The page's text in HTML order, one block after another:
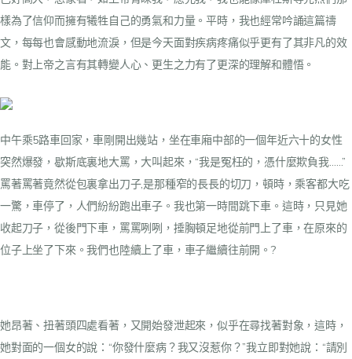
樣為了信仰而擁有犧牲自己的勇氣和力量。平時，我也經常吟誦這篇禱
文，每每也會感動地流淚，但是今天面對疾病疼痛似乎更有了其非凡的效
能。對上帝之言有其轉變人心、更生之力有了更深的理解和體悟。
中午乘5路車回家，車剛開出幾站，坐在車廂中部的一個年近六十的女性
突然爆發，歇斯底裏地大罵，大叫起來，“我是冤枉的，憑什麼欺負我……”
罵著罵著竟然從包裏拿出刀子,是那種窄的長長的切刀，頓時，乘客都大吃
一驚，車停了，人們紛紛跑出車子。我也第一時間跳下車。這時，只見她
收起刀子，從後門下車，罵罵咧咧，捶胸頓足地從前門上了車，在原來的
位子上坐了下來。我們也陸續上了車，車子繼續往前開。?
她昂著、扭著頭四處看著，又開始發泄起來，似乎在尋找著對象，這時，
她對面的一個女的說：“你發什麼病？我又沒惹你？”我立即對她說：“請別